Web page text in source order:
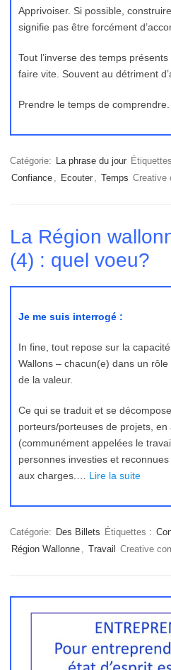
Apprivoiser. Si possible,
signifie pas être forcément
Tout l’inverse des temps
faire vite. Souvent au détriment
Prendre le temps de
Catégorie: La phrase du jour
Confiance , Ecouter , Temps Creative
La Région
(4) : quel voeu?
Je me suis interrogé :
In fine, tout repose sur la
Wallons – chacun(e) dans un
de la valeur.
Ce qui se traduit et se
porteurs/porteuses de projets, en
(communément appelées le
personnes investies et
aux charges.… Lire la suite
Catégorie: Des Billets Étiquettes :
Région Wallonne , Travail Creative